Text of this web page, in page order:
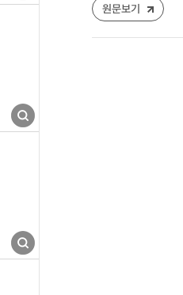
원문보기